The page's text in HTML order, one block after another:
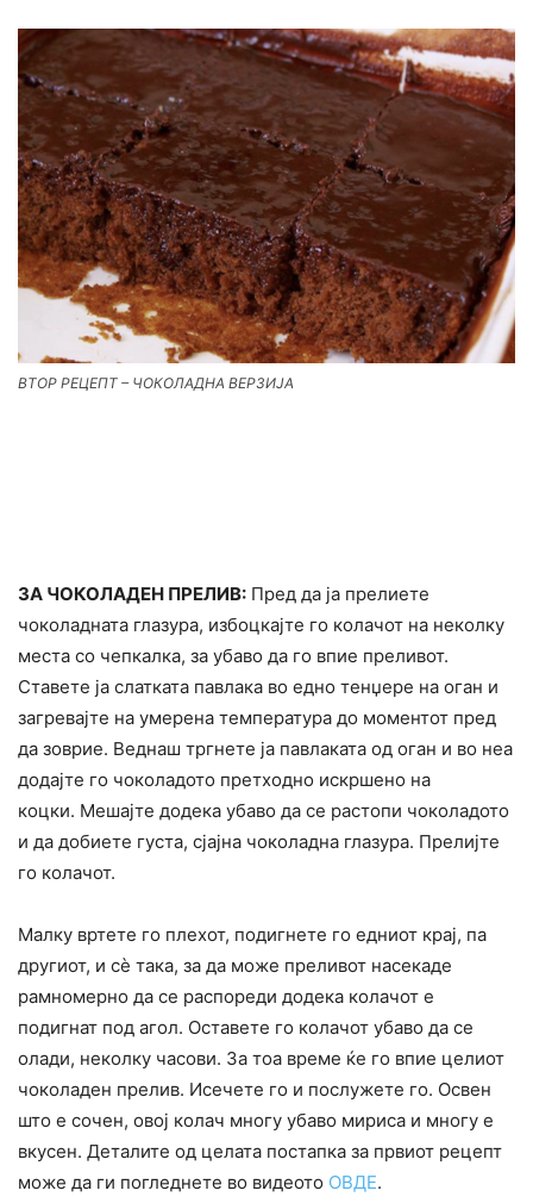
ВТОР РЕЦЕПТ – ЧОКОЛАДНА ВЕРЗИЈА
ЗА ЧОКОЛАДЕН ПРЕЛИВ: Пред да ја прелиете
чоколадната глазура, избоцкајте го колачот на неколку
места со чепкалка, за убаво да го впие преливот.
Ставете ја слатката павлака во едно тенџере на оган и
загревајте на умерена температура до моментот пред
да зоврие. Веднаш тргнете ја павлаката од оган и во неа
додајте го чоколадото претходно искршено на
коцки. Мешајте додека убаво да се растопи чоколадото
и да добиете густа, сјајна чоколадна глазура. Прелијте
го колачот.
Малку вртете го плехот, подигнете го едниот крај, па
другиот, и сè така, за да може преливот насекаде
рамномерно да се распореди додека колачот е
подигнат под агол. Оставете го колачот убаво да се
олади, неколку часови. За тоа време ќе го впие целиот
чоколаден прелив. Исечете го и послужете го. Освен
што е сочен, овој колач многу убаво мириса и многу е
вкусен. Деталите од целата постапка за првиот рецепт
може да ги погледнете во видеото ОВДЕ.